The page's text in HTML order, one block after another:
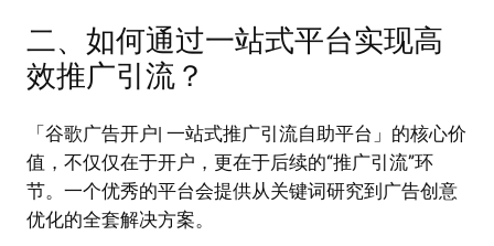
二、如何通过一站式平台实现高
效推广引流？
「谷歌广告开户| 一站式推广引流自助平台」的核心价
值，不仅仅在于开户，更在于后续的“推广引流”环
节。一个优秀的平台会提供从关键词研究到广告创意
优化的全套解决方案。